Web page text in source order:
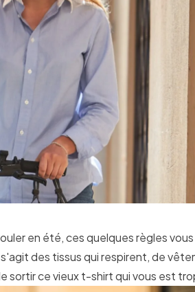
en été, ces quelques règles
des tissus qui respirent, de
sortir ce vieux t-shirt qui vous est